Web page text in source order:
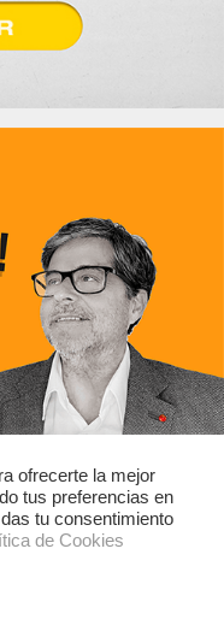
ofrecerte la mejor
tus preferencias en
tu consentimiento
de Cookies